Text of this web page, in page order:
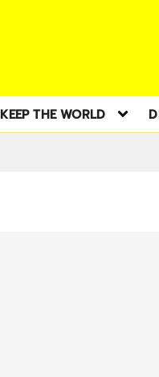
KEEP THE WORLD